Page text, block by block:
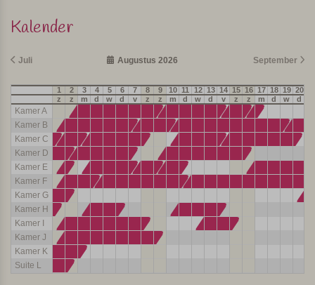
Kalender
Juli Augustus 2026 September
1 2 3 4 5 6 7 8 9 10 11 12 13 14 15 16 17 18 19 20
z
z m d w d v z z m d w d v z z m d w d
Kamer A
Kamer B
Kamer C
Kamer D
Kamer E
Kamer F
Kamer G
Kamer H
Kamer I
Kamer J
Kamer K
Suite L